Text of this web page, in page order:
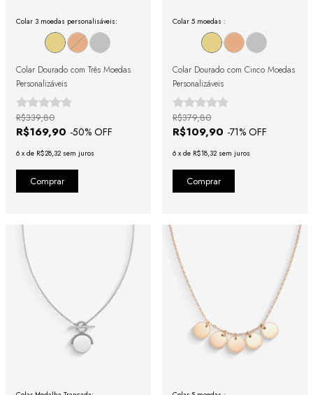
Colar 3 moedas personalisáveis:
Colar Dourado com Três Moedas
Personalizáveis
R$169,90 -50% OFF
R$339,80
6 x de R$28,32 sem juros
Colar 5 moedas :
Colar Dourado com Cinco Moedas
Personalizáveis
R$109,90 -71% OFF
R$379,80
6 x de R$18,32 sem juros